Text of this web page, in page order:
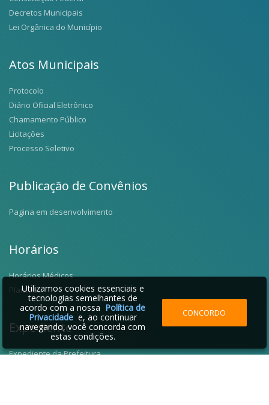
Decretos Municipais
Lei Orgânica do Município
Atos Municipais
Protocolo
Diário Oficial Eletrônico
Chamamento Público
Licitações
Processo Seletivo
Publicação de Convênios
Pagina em desenvolvimento
Horários
Horários Médicos
Plantões
Expediente
Expediente da Prefeitura
Utilizamos cookies essenciais e
tecnologias semelhantes de
acordo com a nossa Política de
Privacidadee, ao continuar
navegando, você concorda com
estas condições.
CONCORDO